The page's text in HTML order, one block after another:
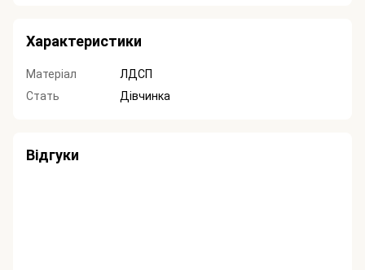
Характеристики
Матеріал
ЛДСП
Стать
Дівчинка
Відгуки